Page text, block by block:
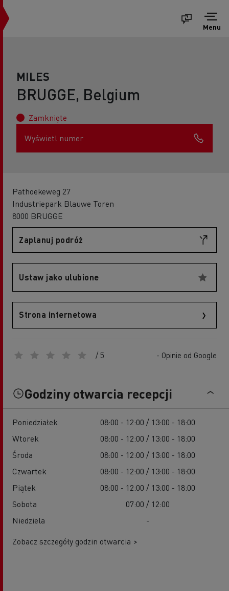
Menu
MILES
BRUGGE, Belgium
Zamknięte
Wyświetl numer
Pathoekeweg 27
Industriepark Blauwe Toren
8000 BRUGGE
Zaplanuj podróż
Ustaw jako ulubione
Strona internetowa
/ 5 - Opinie od Google
Godziny otwarcia recepcji
Poniedziałek
08:00 - 12:00 / 13:00 - 18:00
Wtorek
08:00 - 12:00 / 13:00 - 18:00
Środa
08:00 - 12:00 / 13:00 - 18:00
Czwartek
08:00 - 12:00 / 13:00 - 18:00
Piątek
08:00 - 12:00 / 13:00 - 18:00
Sobota
07:00 / 12:00
Niedziela
-
Zobacz szczegóły godzin otwarcia >